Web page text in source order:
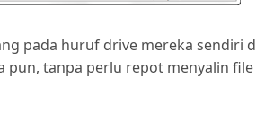
pada huruf drive mereka sendiri
pun, tanpa perlu repot menyalin